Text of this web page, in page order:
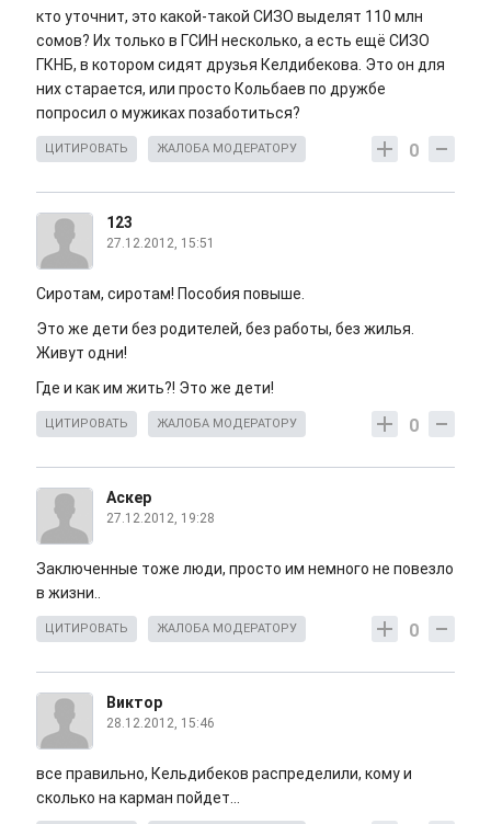
кто уточнит, это какой-такой СИЗО выделят 110 млн
сомов? Их только в ГСИН несколько, а есть ещё СИЗО
ГКНБ, в котором сидят друзья Келдибекова. Это он для
них старается, или просто Кольбаев по дружбе
попросил о мужиках позаботиться?
0
ЦИТИРОВАТЬ ЖАЛОБА МОДЕРАТОРУ
123
27.12.2012, 15:51
Сиротам, сиротам! Пособия повыше.
Это же дети без родителей, без работы, без жилья.
Живут одни!
Где и как им жить?! Это же дети!
0
ЦИТИРОВАТЬ ЖАЛОБА МОДЕРАТОРУ
Аскер
27.12.2012, 19:28
Заключенные тоже люди, просто им немного не повезло
в жизни..
0
ЦИТИРОВАТЬ ЖАЛОБА МОДЕРАТОРУ
Виктор
28.12.2012, 15:46
все правильно, Кельдибеков распределили, кому и
сколько на карман пойдет...